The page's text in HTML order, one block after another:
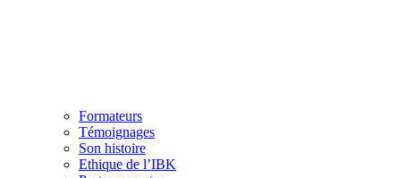
Formateurs
Témoignages
Son histoire
Ethique de l’IBK